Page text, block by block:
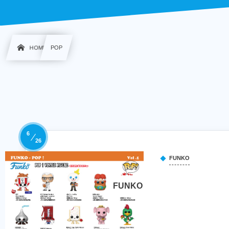
HOME POP
FUNKO
FUNKO
6
26